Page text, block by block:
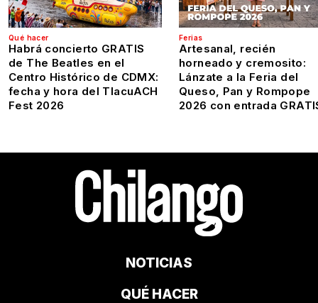
Qué hacer
Habrá concierto GRATIS
de The Beatles en el
Centro Histórico de CDMX:
fecha y hora del TlacuACH
Fest 2026
Ferias
Artesanal, recién
horneado y cremosito:
Lánzate a la Feria del
Queso, Pan y Rompope
2026 con entrada
NOTICIAS
QUÉ HACER